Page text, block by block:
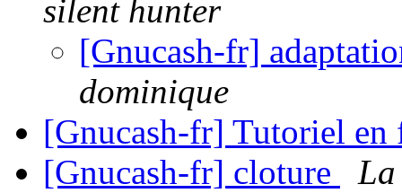
silent hunter
[Gnucash-fr]
dominique
[Gnucash-fr] Tutoriel en
[Gnucash-fr] cloture